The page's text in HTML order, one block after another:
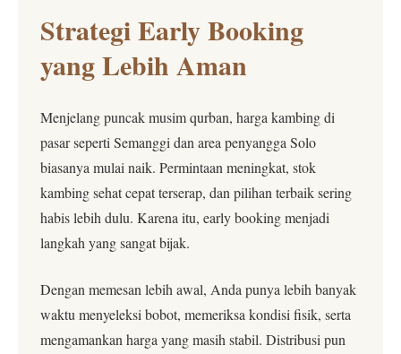
Strategi Early Booking
yang Lebih Aman
Menjelang puncak musim qurban, harga kambing di
pasar seperti Semanggi dan area penyangga Solo
biasanya mulai naik. Permintaan meningkat, stok
kambing sehat cepat terserap, dan pilihan terbaik sering
habis lebih dulu. Karena itu, early booking menjadi
langkah yang sangat bijak.
Dengan memesan lebih awal, Anda punya lebih banyak
waktu menyeleksi bobot, memeriksa kondisi fisik, serta
mengamankan harga yang masih stabil. Distribusi pun